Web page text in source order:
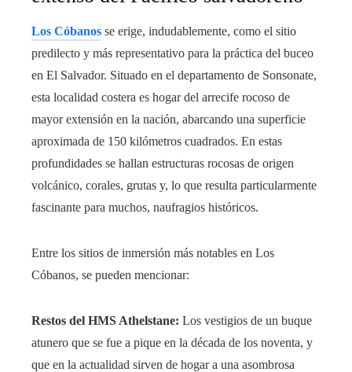
Los Cóbanos se erige, indudablemente, como el sitio
predilecto y más representativo para la práctica del buceo
en El Salvador. Situado en el departamento de Sonsonate,
esta localidad costera es hogar del arrecife rocoso de
mayor extensión en la nación, abarcando una superficie
aproximada de 150 kilómetros cuadrados. En estas
profundidades se hallan estructuras rocosas de origen
volcánico, corales, grutas y, lo que resulta particularmente
fascinante para muchos, naufragios históricos.
Entre los sitios de inmersión más notables en Los
Cóbanos, se pueden mencionar:
Restos del HMS Athelstane: Los vestigios de un buque
atunero que se fue a pique en la década de los noventa, y
que en la actualidad sirven de hogar a una asombrosa